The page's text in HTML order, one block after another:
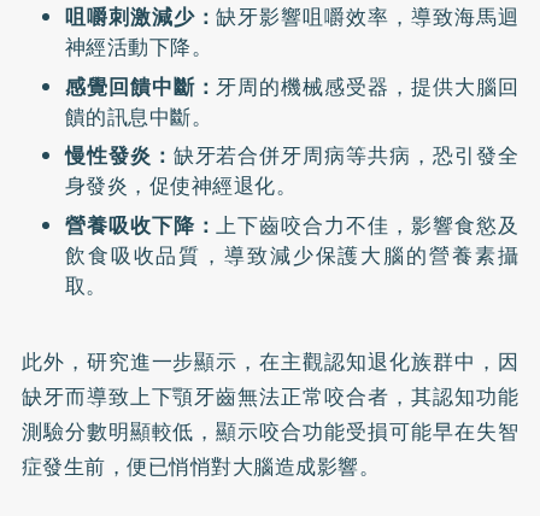
咀嚼刺激減少：缺牙影響咀嚼效率，導致海馬迴
神經活動下降。
感覺回饋中斷：牙周的機械感受器，提供大腦回
饋的訊息中斷。
慢性發炎： 缺牙若合併牙周病等共病，恐引發全
身發炎，促使神經退化。
營養吸收下降：上下齒咬合力不佳，影響食慾及
飲食吸收品質，導致減少保護大腦的營養素攝
取。
此外，研究進一步顯示，在主觀認知退化族群中，因
缺牙而導致上下顎牙齒無法正常咬合者，其認知功能
測驗分數明顯較低，顯示咬合功能受損可能早在失智
症發生前，便已悄悄對大腦造成影響。